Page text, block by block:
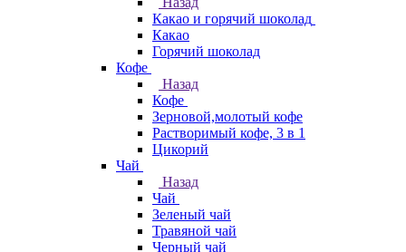
Какао и горячий шоколад
Какао
Горячий шоколад
Кофе
Назад
Кофе
Зерновой,молотый кофе
Растворимый кофе, 3 в 1
Цикорий
Чай
Назад
Чай
Зеленый чай
Травяной чай
Черный чай